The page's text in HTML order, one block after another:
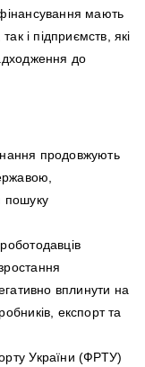
мають
і підприємств, які
до
продовжують
пошуку
вплинути на
експорт та
України (ФРТУ)